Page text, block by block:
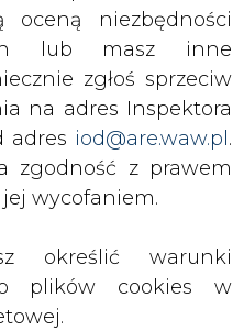
niezbędności
lub masz inne
zgłoś sprzeciw
na adres Inspektora
adres iod@are.waw.pl .
zgodność z prawem
wycofaniem.
określić warunki
plików cookies w
wyślij